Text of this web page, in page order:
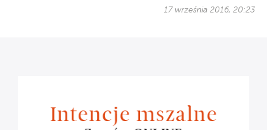
17 września 2016, 20:23